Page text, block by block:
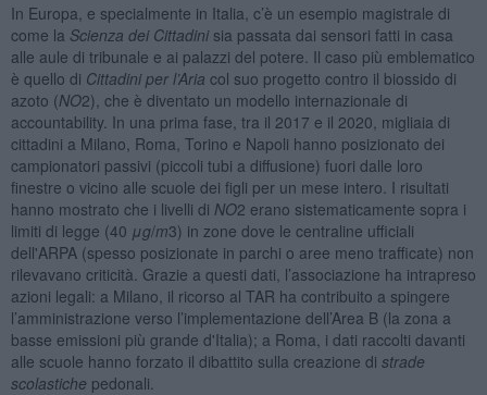
In Europa, e specialmente in Italia, c’è un esempio magistrale di
come la Scienza dei Cittadinisia passata dai sensori fatti in casa
alle aule di tribunale e ai palazzi del potere. Il caso più emblematico
è quello di Cittadini per l’Aria col suo progetto contro il biossido di
azoto (NO2), che è diventato un modello internazionale di
accountability. In una prima fase, tra il 2017 e il 2020, migliaia di
cittadini a Milano, Roma, Torino e Napoli hanno posizionato dei
campionatori passivi (piccoli tubi a diffusione) fuori dalle loro
finestre o vicino alle scuole dei figli per un mese intero. I risultati
hanno mostrato che i livelli di NO2 erano sistematicamente sopra i
limiti di legge (40 μg/m3) in zone dove le centraline ufficiali
dell'ARPA (spesso posizionate in parchi o aree meno trafficate) non
rilevavano criticità. Grazie a questi dati, l’associazione ha intrapreso
azioni legali: a Milano, il ricorso al TAR ha contribuito a spingere
l’amministrazione verso l’implementazione dell’Area B (la zona a
basse emissioni più grande d'Italia); a Roma, i dati raccolti davanti
alle scuole hanno forzato il dibattito sulla creazione di strade
scolastiche pedonali.